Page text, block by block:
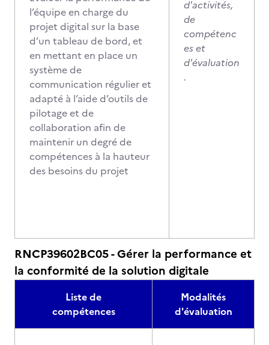
l’équipe en charge du
projet digital sur la base
d’un tableau de bord, et
en mettant en place un
système de
communication régulier et
adapté à l’aide d’outils de
pilotage et de
collaboration afin de
maintenir un degré de
compétences à la hauteur
des besoins du projet
d'activités,
de
compétenc
es et
d'évaluation
.
RNCP39602BC05 - Gérer la performance et
la conformité de la solution digitale
Liste de
compétences
Modalités
d'évaluation